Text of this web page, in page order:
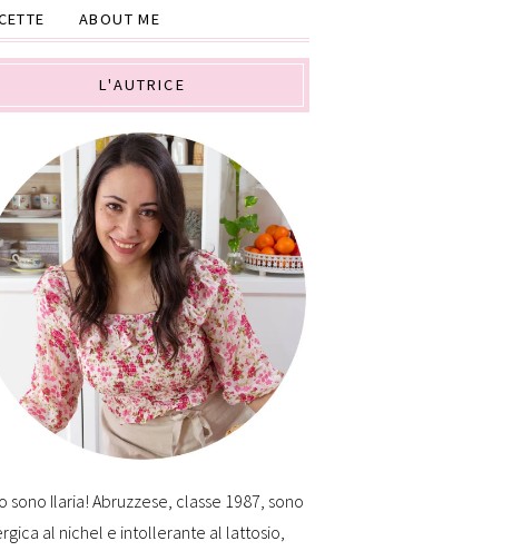
ABOUT ME
L'AUTRICE
sono Ilaria! Abruzzese, classe 1987, sono
al nichel e intollerante al lattosio,